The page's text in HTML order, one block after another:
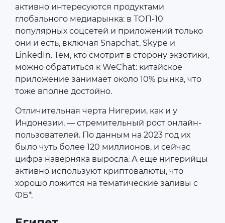
активно интересуются продуктами
глобального медиарынка: в ТОП-10
популярных соцсетей и приложений только
они и есть, включая Snapchat, Skype и
LinkedIn. Тем, кто смотрит в сторону экзотики,
можно обратиться к WeChat: китайское
приложение занимает около 10% рынка, что
тоже вполне достойно.
Отличительная черта Нигерии, как и у
Индонезии, — стремительный рост онлайн-
пользователей. По данным на 2023 год их
было чуть более 120 миллионов, и сейчас
цифра наверняка выросла. А еще нигерийцы
активно используют криптовалюты, что
хорошо ложится на тематические заливы с
ФБ*.